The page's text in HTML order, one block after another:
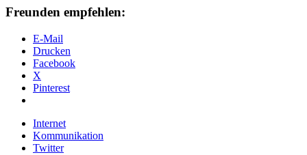
Freunden empfehlen:
E-Mail
Drucken
Facebook
X
Pinterest
Internet
Kommunikation
Twitter